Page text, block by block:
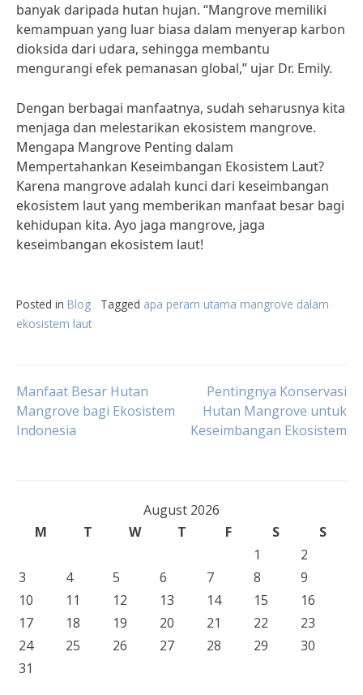
banyak daripada hutan hujan. “Mangrove memiliki
kemampuan yang luar biasa dalam menyerap karbon
dioksida dari udara, sehingga membantu
mengurangi efek pemanasan global,” ujar Dr. Emily.
Dengan berbagai manfaatnya, sudah seharusnya kita
menjaga dan melestarikan ekosistem mangrove.
Mengapa Mangrove Penting dalam
Mempertahankan Keseimbangan Ekosistem Laut?
Karena mangrove adalah kunci dari keseimbangan
ekosistem laut yang memberikan manfaat besar bagi
kehidupan kita. Ayo jaga mangrove, jaga
keseimbangan ekosistem laut!
Posted in Blog Tagged apa peram utama mangrove dalam
ekosistem laut
Post
navigation
Manfaat Besar Hutan
Mangrove bagi Ekosistem
Indonesia
Pentingnya Konservasi
Hutan Mangrove untuk
Keseimbangan Ekosistem
August 2026
M
T W T F S
S
1
2
3
4 5 6 7 8
9
10
11 12 13 14 15
16
17
18 19 20 21 22
23
24
25 26 27 28 29
30
31